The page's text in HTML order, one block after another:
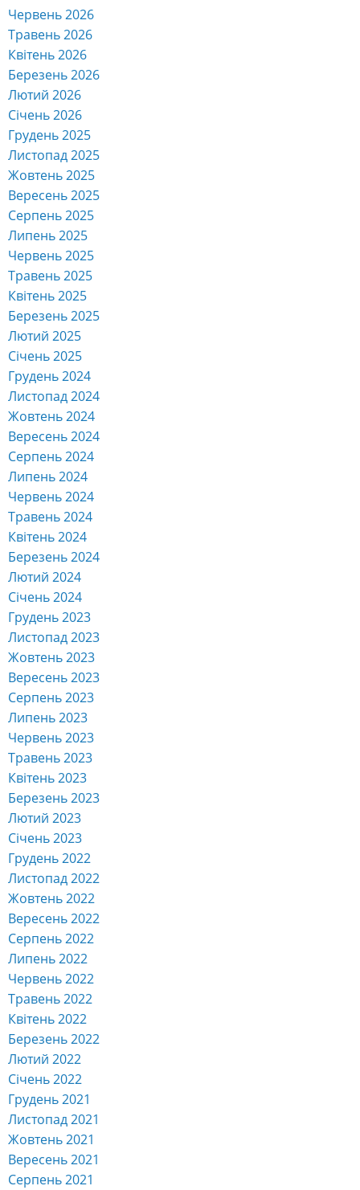
Червень 2026
Травень 2026
Квітень 2026
Березень 2026
Лютий 2026
Січень 2026
Грудень 2025
Листопад 2025
Жовтень 2025
Вересень 2025
Серпень 2025
Липень 2025
Червень 2025
Травень 2025
Квітень 2025
Березень 2025
Лютий 2025
Січень 2025
Грудень 2024
Листопад 2024
Жовтень 2024
Вересень 2024
Серпень 2024
Липень 2024
Червень 2024
Травень 2024
Квітень 2024
Березень 2024
Лютий 2024
Січень 2024
Грудень 2023
Листопад 2023
Жовтень 2023
Вересень 2023
Серпень 2023
Липень 2023
Червень 2023
Травень 2023
Квітень 2023
Березень 2023
Лютий 2023
Січень 2023
Грудень 2022
Листопад 2022
Жовтень 2022
Вересень 2022
Серпень 2022
Липень 2022
Червень 2022
Травень 2022
Квітень 2022
Березень 2022
Лютий 2022
Січень 2022
Грудень 2021
Листопад 2021
Жовтень 2021
Вересень 2021
Серпень 2021